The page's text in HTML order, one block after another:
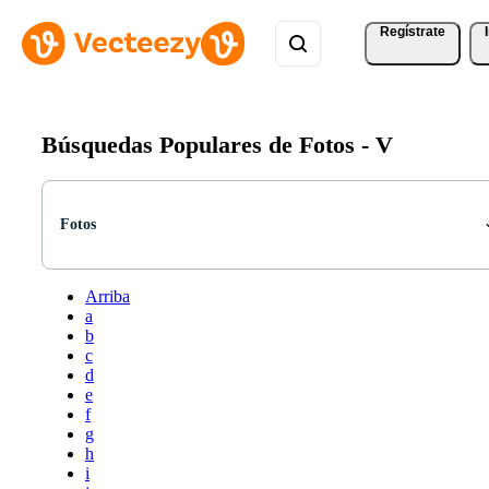
Regístrate
Búsquedas Populares de Fotos - V
Fotos
Arriba
a
b
c
d
e
f
g
h
i